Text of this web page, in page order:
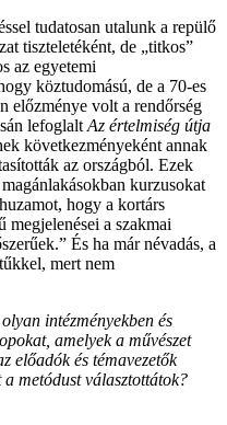
tudatosan utalunk a repülő
tiszteletéként, de „titkos”
az egyetemi
köztudomású, de a 70-es
előzménye volt a rendőrség
lefoglalt Az értelmiség útja
következményeként annak
az országból. Ezek
kurzusokat
hogy a kortárs
megjelenései a szakmai
És ha már névadás, a
mert nem
intézményekben és
amelyek a művészet
előadók és témavezetők
metódust választottátok?